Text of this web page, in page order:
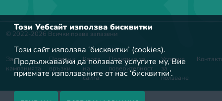
© 2022-2026 Всички права запазени
За
кампанията
Полезни
връзки
Карта
на
сайта
Политика за
поверителност
Условия
за
ползване
Този Уебсайт използва бисквитки
Този сайт използва ‘бисквитки’ (cookies).
Продължавайки да ползвате услугите му, Вие
приемате използваните от нас ‘бисквитки’.